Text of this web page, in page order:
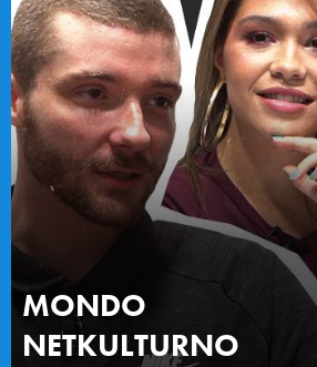
MONDO
NETKULTURNO